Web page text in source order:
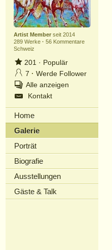
Artist Memberseit 2014
289 Werke · 56 Kommentare
Schweiz
201 · Populär
7 · Werde Follower
Alle anzeigen
Kontakt
Home
Galerie
Porträt
Biografie
Ausstellungen
Gäste & Talk